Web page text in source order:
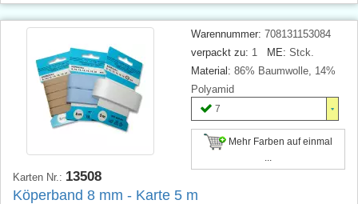
Warennummer: 708131153084
verpackt zu: 1 ME: Stck.
Material: 86% Baumwolle, 14%
Polyamid
7
Mehr Farben auf einmal
Karten Nr.: 13508
Köperband 8 mm - Karte 5 m